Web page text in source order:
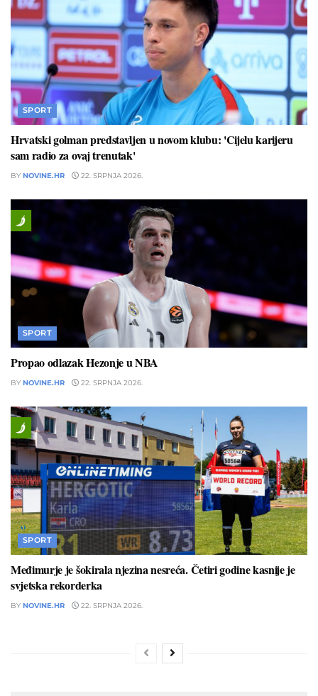
SPORT
Hrvatski golman predstavljen u novom klubu: 'Cijelu karijeru
sam radio za ovaj trenutak'
BY NOVINE.HR 22. SRPNJA 2026.
SPORT
Propao odlazak Hezonje u NBA
BY NOVINE.HR 22. SRPNJA 2026.
SPORT
Međimurje je šokirala njezina nesreća. Četiri godine kasnije je
svjetska rekorderka
BY NOVINE.HR 22. SRPNJA 2026.